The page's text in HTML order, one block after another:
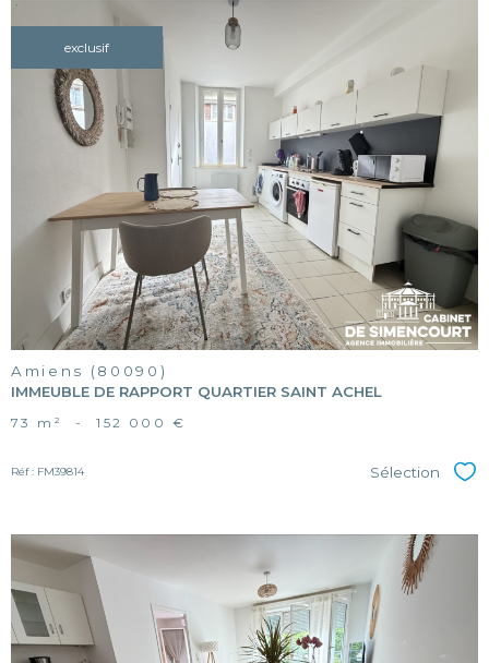
exclusif
voir le
bien
Amiens (80090)
IMMEUBLE DE RAPPORT QUARTIER SAINT ACHEL
73 m² - 152 000 €
Réf : FM39814 Sélection